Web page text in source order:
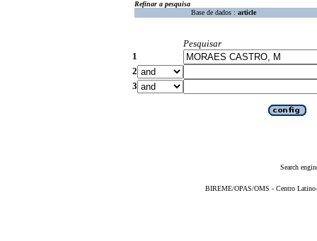
Refinar a pesquisa
Base de dados : article
Pesquisar
1
2
3
Search
BIREME/OPAS/OMS - Centro Latino-